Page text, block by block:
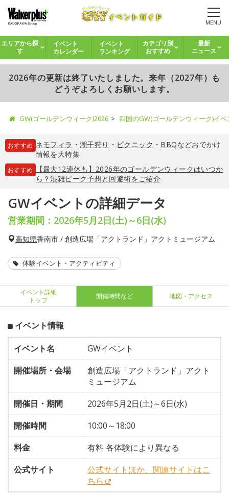
MENU
エリアから探
す
イベント
カレンダー
イベント
ランキング
カテゴリ別
おすすめ
最新
ニュース
2026年の更新は終了いたしました。来年（2027年）も
どうぞよろしくお願いします。
GW(ゴールデンウィーク)2026 四国のGW(ゴールデンウィーク)イ
おすすめ ネモフィラ ・ 潮干狩り ・ ピクニック ・ BBQなどおでかけ
情報を大特集
おすすめ
【最大12連休も】2026年のゴールデンウィークはいつか
ら？混雑ピーク予想と回避術をご紹介
GWイベントの詳細データ
営業期間：2026年5月2日(土)～6日(水)
高知県香南市 / 創造広場「アクトランド」アクトミュージアム
体験イベント・アクティビティ
イベント詳細
トップ
開催時間など 地図・アクセス
イベント情報
イベント名
GWイベント
開催場所・会場
創造広場「アクトランド」アクト
ミュージアム
開催日・期間
2026年5月2日(土)～6日(水)
開催時間
10:00～18:00
料金
有料 各体験により異なる
公式サイト
公式サイトほか、関連サイトはこ
ちら